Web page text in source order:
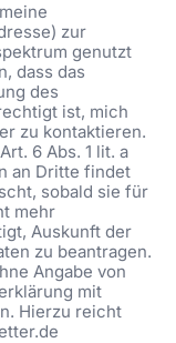
zur
genutzt
dass das
des
ist, mich
zu kontaktieren.
6 Abs. 1 lit. a
an Dritte findet
sobald sie für
mehr
Auskunft der
zu beantragen.
Angabe von
mit
Hierzu reicht